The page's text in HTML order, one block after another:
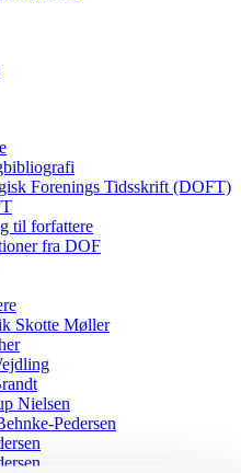
Forenings Tidsskrift (DOFT)
til forfattere
fra DOF
Skotte Møller
Nielsen
Pedersen